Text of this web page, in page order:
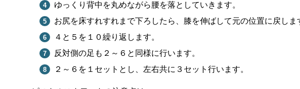
ゆっくり背中を丸めながら腰を落としていきます。
お尻を床すれすれまで下ろしたら、膝を伸ばして元の位置に戻しま
４と５を１０繰り返します。
反対側の足も２～６と同様に行います。
２～６を１セットとし、左右共に３セット行います。